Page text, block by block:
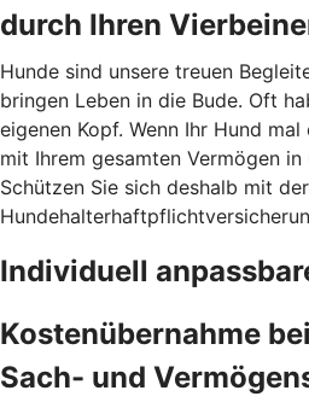
durch Ihren
Hunde sind unsere treuen
bringen Leben in die Bude. Oft
eigenen Kopf. Wenn Ihr Hund
mit Ihrem gesamten Vermögen
Schützen Sie sich deshalb mit der
Individuell
Kostenübernahme
Sach- und